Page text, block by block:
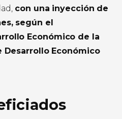
con una inyección de
según el
Económico de la
Económico